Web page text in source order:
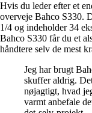
Hvis du leder efter et
overveje Bahco S330.
1/4 og indeholder 34
Bahco S330 får du et
håndtere selv de mest
Jeg har brugt
skuffer aldrig.
nøjagtigt, hvad
varmt anbefale